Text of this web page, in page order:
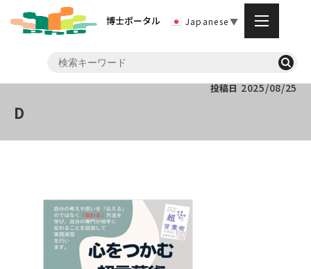
博士ポータル Japanese▼
投稿日 2025/08/25
D